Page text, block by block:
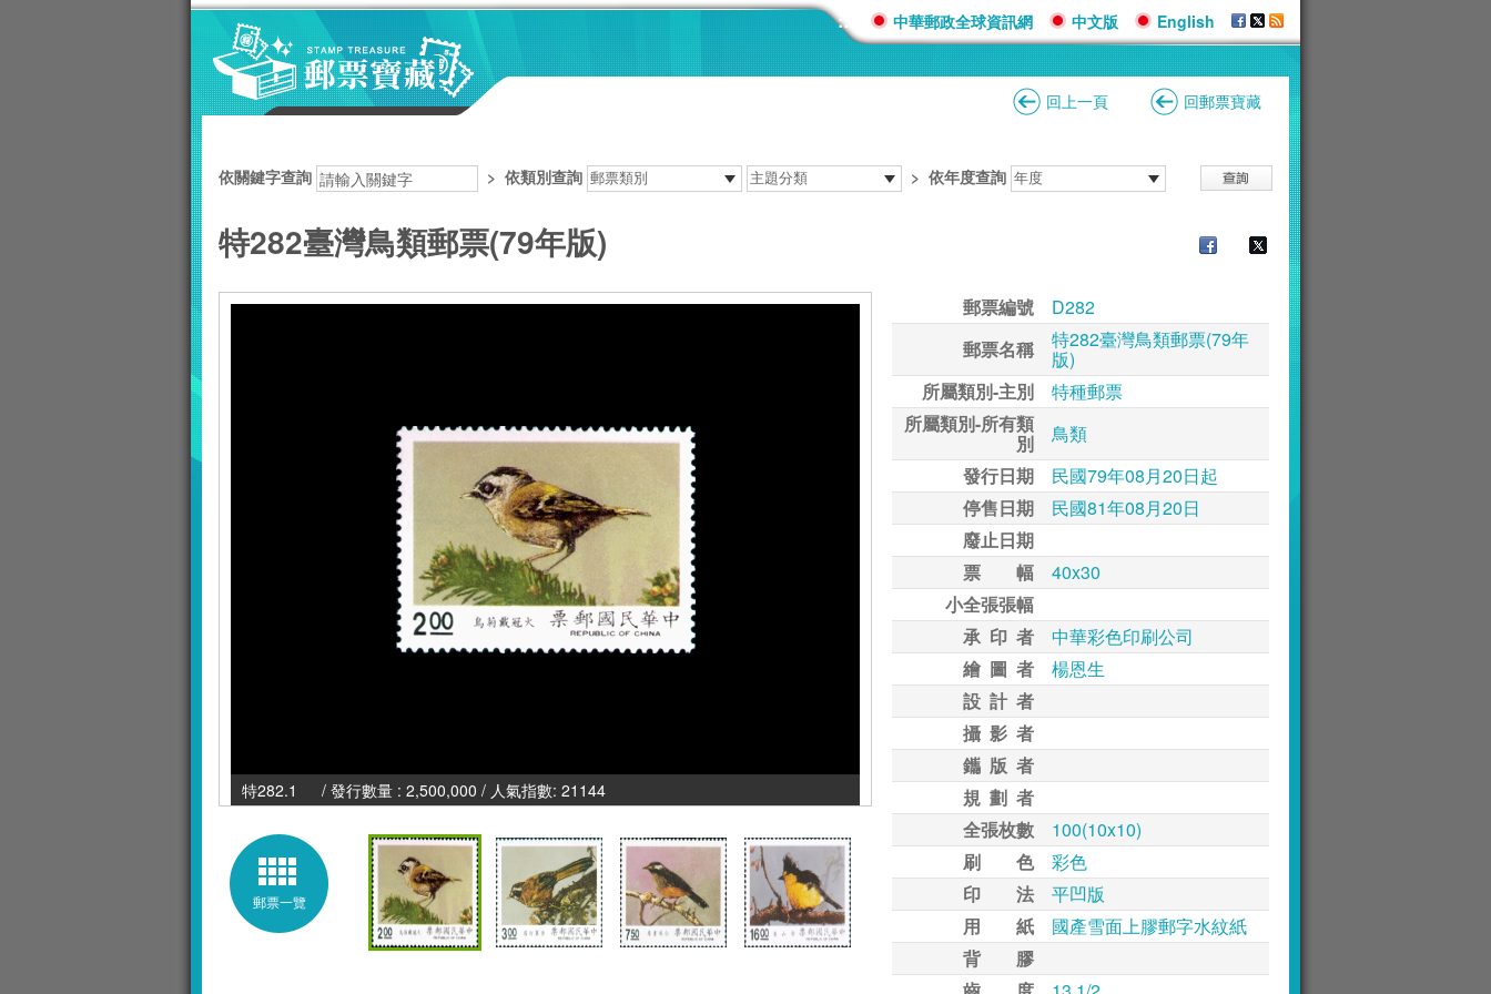
::: 中華郵政全球資訊網 中文版 English
回上一頁 回郵票寶藏
依關鍵字查詢 > 依類別查詢 > 依年度查詢
特282臺灣鳥類郵票(79年版)
特282.1 / 發行數量 : 2,500,000 / 人氣指數: 21144
郵票一覽
郵票編號
D282
郵票名稱
特282臺灣鳥類郵票(79年
版)
所屬類別-主別
特種郵票
所屬類別-所有類
別
鳥類
發行日期
民國79年08月20日起
停售日期
民國81年08月20日
廢止日期
票 幅
40x30
小全張張幅
承 印 者
中華彩色印刷公司
繪 圖 者
楊恩生
設 計 者
攝 影 者
鑴 版 者
規 劃 者
全張枚數
100(10x10)
刷 色
彩色
印 法
平凹版
用 紙
國產雪面上膠郵字水紋紙
背 膠